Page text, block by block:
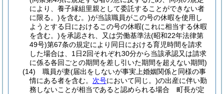
により、養子縁組里親として委託することができない者
に限る。)を含む。)が当該職員がこの号の休暇を使用し
ようとする日におけるこの号の休暇(これに相当する休暇
を含む。)を承認され、又は労働基準法(昭和22年法律第
49号)第67条の規定により同日における育児時間を請求
した場合は、1日2回それぞれ30分から当該承認又は請求
に係る各回ごとの期間を差し引いた期間を超えない期間)
(14)
職員が妻(届出をしないが事実上婚姻関係と同様の事
情にある者を含む。 次号において同じ。)の出産に伴い勤
務しないことが相当であると認められる場合 町長が定